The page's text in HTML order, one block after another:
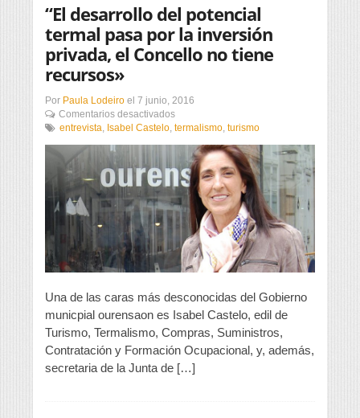
“El desarrollo del potencial
termal pasa por la inversión
privada, el Concello no tiene
recursos»
Por Paula Lodeiro el 7 junio, 2016
Comentarios desactivadosen
“El
potencial
termal
pasa
por
inversión
privada,
el
tiene
recursos»
entrevista Isabel Castelo termalismo turismo
Una de las caras más desconocidas del Gobierno
municpial ourensaon es Isabel Castelo, edil de
Turismo, Termalismo, Compras, Suministros,
Contratación y Formación Ocupacional, y, además,
secretaria de la Junta de […]